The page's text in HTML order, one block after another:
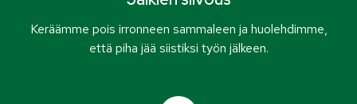
Keräämme pois irronneen sammaleen ja huolehdimme,
että piha jää siistiksi työn jälkeen.